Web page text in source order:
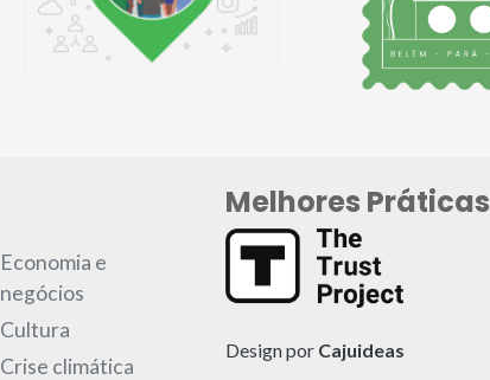
Economia e
negócios
Cultura
Crise climática
Melhores Práticas
Design por Cajuideas